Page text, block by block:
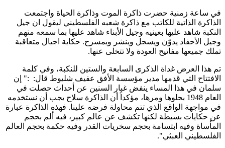
في ساعة زمنية حضرت ذاكرة الموت وذاكرة الحياة واجتمعت
الذاكرة الذاتية للكاتب مع ذاكرة شعبه الفلسطيني ليقول ان جيل
النكبة شاهد عليها بعينيه وجيل الأبناء شاهد عليها بما سمعه منهم
وجيل الأحفاد يدوّن ويسجل وينشر ويمسرح. حكاية اجيال متعاقبة
تملك جميعها مفاتيح العودة ولا تتخلى عنها.
تم هذا العرض غداة الذكرى السابعة والستين للنكبة، وفي كلمة
الافتتاح التي قدمها مدير مؤسسة الأفق عفيف شليوط قال: :" إن
سلمان في هذا المساء ينفض غبار السنين عن أحداث حصلت في
العام 1948 بحلوها ومرها، مؤكداً أن الذاكرة سلاح يجب أن نستخدمه
في مواجهة الواقع الذي تتم محاولة فرضه علينا. فهذه الذاكرة عبارة
عن حكايات بسيطة لكنها تكشف عن عالم كبير، فيه ألم بحجم
المأساة وفيه ابتسامة بحجم سخريات القدر وفيه حكمة بحجم العالم
الفلسطيني العبثي".